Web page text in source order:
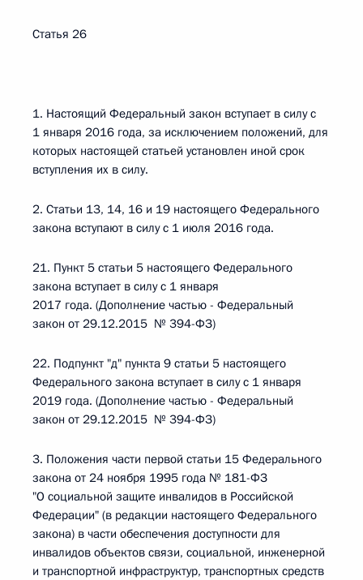
Статья 26
1. Настоящий Федеральный закон вступает в силу с
1 января 2016 года, за исключением положений, для
которых настоящей статьей установлен иной срок
вступления их в силу.
2. Статьи 13, 14, 16 и 19 настоящего Федерального
закона вступают в силу с 1 июля 2016 года.
21. Пункт 5 статьи 5 настоящего Федерального
закона вступает в силу с 1 января
2017 года. (Дополнение частью - Федеральный
закон от 29.12.2015 № 394-ФЗ)
22. Подпункт "д" пункта 9 статьи 5 настоящего
Федерального закона вступает в силу с 1 января
2019 года. (Дополнение частью - Федеральный
закон от 29.12.2015 № 394-ФЗ)
3. Положения части первой статьи 15 Федерального
закона от 24 ноября 1995 года № 181-ФЗ
"О социальной защите инвалидов в Российской
Федерации" (в редакции настоящего Федерального
закона) в части обеспечения доступности для
инвалидов объектов связи, социальной, инженерной
и транспортной инфраструктур, транспортных средств